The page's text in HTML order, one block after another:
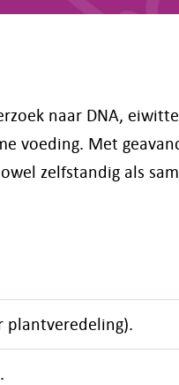
naar DNA,
voeding. Met
zelfstandig als
plantveredeling).